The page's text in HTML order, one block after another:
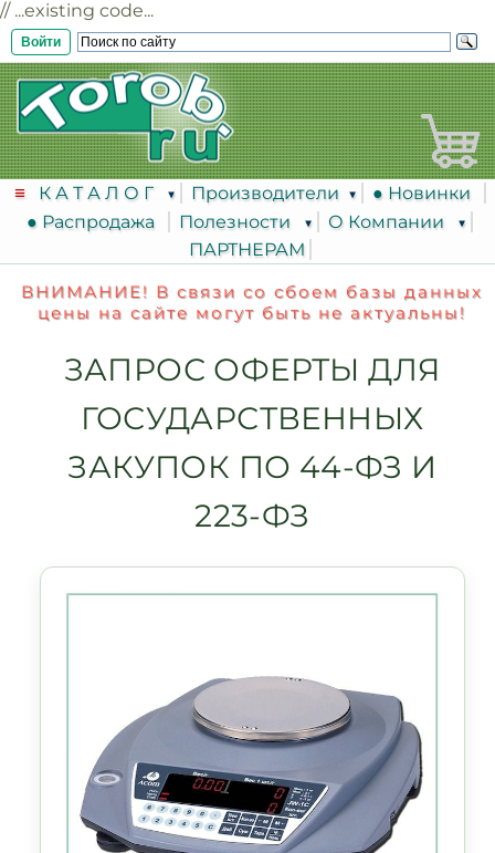
// ...existing code...
Войти
К А Т А Л О Г Производители
● Новинки
● Распродажа
Полезности
О Компании
ПАРТНЕРАМ
ВНИМАНИЕ! В связи со сбоем базы данных
цены на сайте могут быть не актуальны!
ЗАПРОС ОФЕРТЫ ДЛЯ
ГОСУДАРСТВЕННЫХ
ЗАКУПОК ПО 44-ФЗ И
223-ФЗ